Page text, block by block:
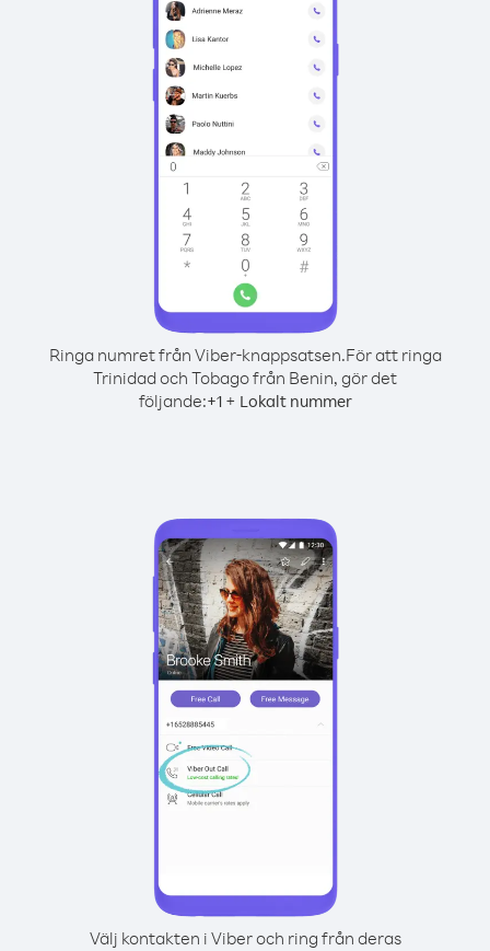
Ringa numret från Viber-knappsatsen.För att ringa
Trinidad och Tobago från Benin, gör det
följande:+1+ Lokalt nummer
Välj kontakten i Viber och ring från deras